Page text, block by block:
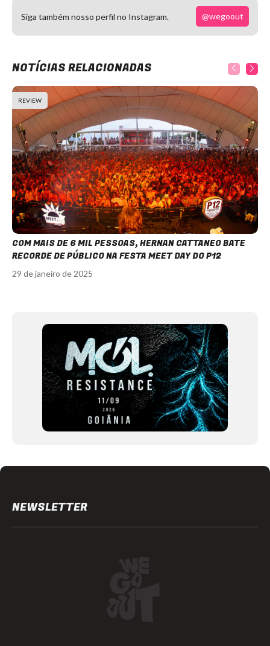
Siga também nosso perfil no Instagram. @wegoout
NOTÍCIAS RELACIONADAS
REVIEW
COM MAIS DE 6 MIL PESSOAS, HERNAN CATTANEO BATE
RECORDE DE PÚBLICO NA FESTA MEET DAY DO P12
29 de janeiro de 2025
NEWSLETTER